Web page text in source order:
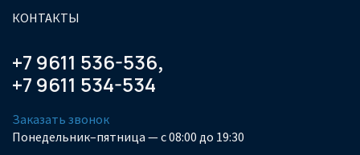
КОНТАКТЫ
+7 9611 536-536,
+7 9611 534-534
Заказать звонок
Понедельник–пятница — с 08:00 до 19:30